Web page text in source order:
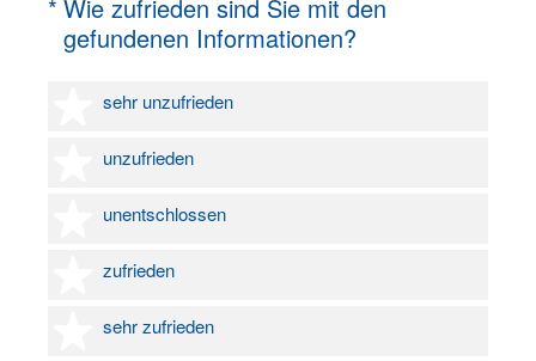
* Wie zufrieden sind Sie mit den
gefundenen Informationen?
sehr unzufrieden
1 Stern
unzufrieden
2 Sterne
unentschlossen
3 Sterne
zufrieden
4 Sterne
sehr zufrieden
5 Sterne